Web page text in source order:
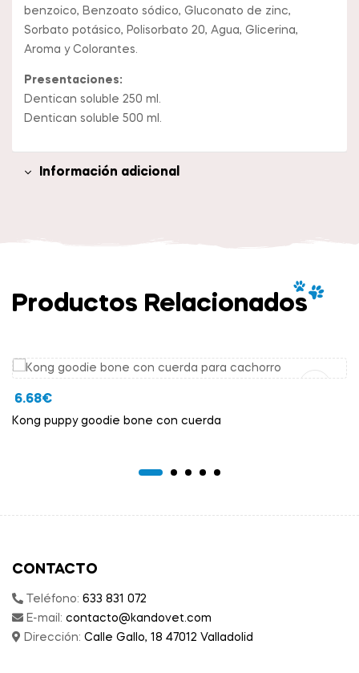
benzoico, Benzoato sódico, Gluconato de zinc,
Sorbato potásico, Polisorbato 20, Agua, Glicerina,
Aroma y Colorantes.
Presentaciones:
Dentican soluble 250 ml.
Dentican soluble 500 ml.
Información adicional
Productos Relacionados
6.68€
Kong puppy goodie bone con cuerda
CONTACTO
Teléfono: 633 831 072
E-mail: contacto@kandovet.com
Dirección: Calle Gallo, 18 47012 Valladolid